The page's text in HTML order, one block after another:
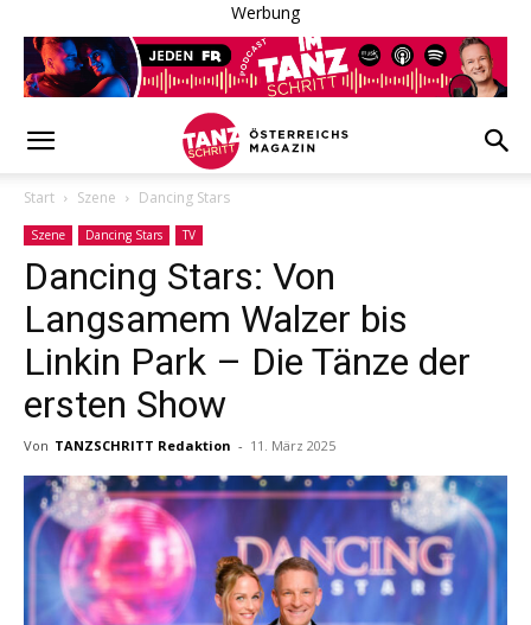
Werbung
Start Szene Dancing Stars
Szene Dancing Stars TV
Dancing Stars: Von
Langsamem Walzer bis
Linkin Park – Die Tänze der
ersten Show
Von TANZSCHRITT Redaktion - 11. März 2025